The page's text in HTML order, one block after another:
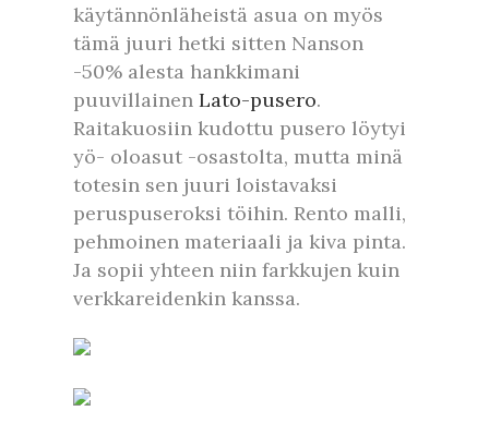
käytännönläheistä asua on myös
tämä juuri hetki sitten Nanson
-50% alesta hankkimani
puuvillainen Lato-pusero.
Raitakuosiin kudottu pusero löytyi
yö- oloasut -osastolta, mutta minä
totesin sen juuri loistavaksi
peruspuseroksi töihin. Rento malli,
pehmoinen materiaali ja kiva pinta.
Ja sopii yhteen niin farkkujen kuin
verkkareidenkin kanssa.